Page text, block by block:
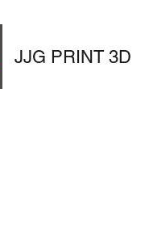
JJG PRINT 3D